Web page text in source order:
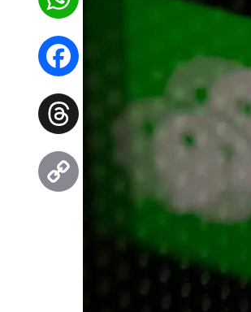
WhatsApp
Facebook
Threads